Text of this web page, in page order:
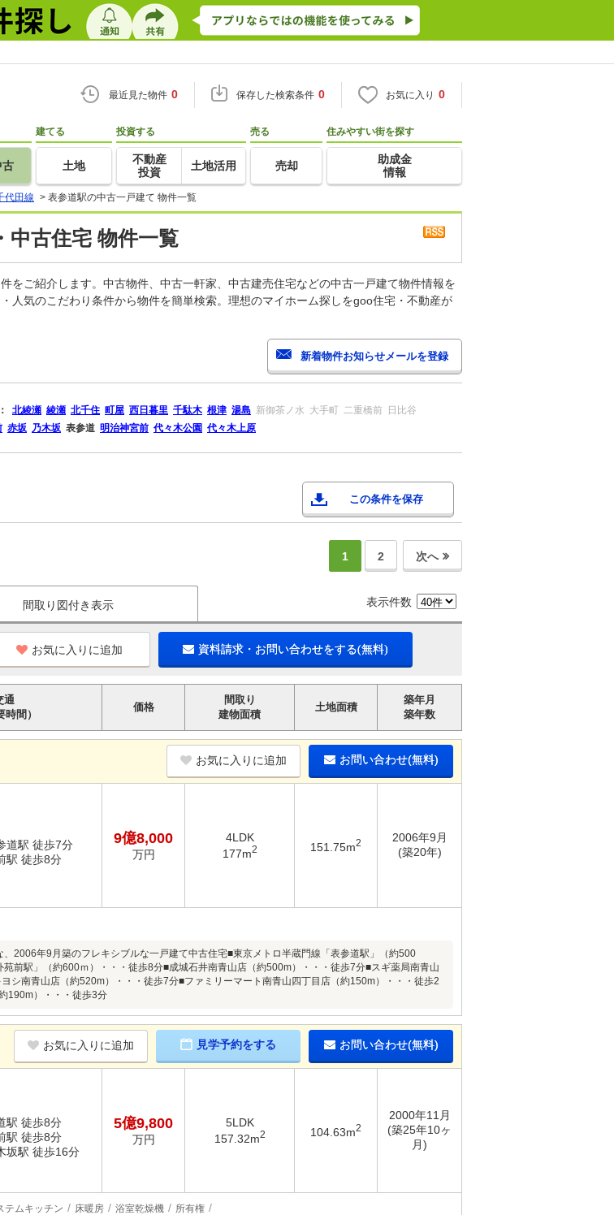
最近見た物件 0 保存した検索条件 0 お気に入り 0
古
建てる
土地
投資する
不動産
投資
土地活用
売る
売却
住みやすい街を探す
助成金
情報
代田線 > 表参道駅の中古一戸建て 物件一覧
中古住宅 物件一覧
をご紹介します。中古物件、中古一軒家、中古建売住宅などの中古一戸建て物件情報を
人気のこだわり条件から物件を簡単検索。理想のマイホーム探しをgoo住宅・不動産が
北綾瀬 綾瀬 北千住 町屋 西日暮里 千駄木 根津 湯島 新御茶ノ水 大手町 二重橋前
日比谷
赤坂 乃木坂 表参道 明治神宮前 代々木公園 代々木上原
この条件を保存
1 2 次へ
間取り図付き表示 表示件数
お気に入りに追加 資料請求・お問い合わせをする(無料)
通
時間）
価格
間取り
建物面積
土地面積
築年月
築年数
お気に入りに追加 お問い合わせ(無料)
道駅 徒歩7分
駅 徒歩8分
9億8,000
万円
4LDK
177m2 151.75m2
2006年9月
(築20年)
2006年9月築のフレキシブルな一戸建て中古住宅■東京メトロ半蔵門線「表参道駅」（約500
前駅」（約600ｍ）・・・徒歩8分■成城石井南青山店（約500m）・・・徒歩7分■スギ薬局南青山
シ南青山店（約520m）・・・徒歩7分■ファミリーマート南青山四丁目店（約150m）・・・徒歩2
190m）・・・徒歩3分
お気に入りに追加 見学予約をする お問い合わせ(無料)
駅 徒歩8分
駅 徒歩8分
坂駅 徒歩16分
5億9,800
万円
5LDK
157.32m2 104.63m2
2000年11月
(築25年10ヶ
月)
テムキッチン 床暖房 浴室乾燥機 所有権